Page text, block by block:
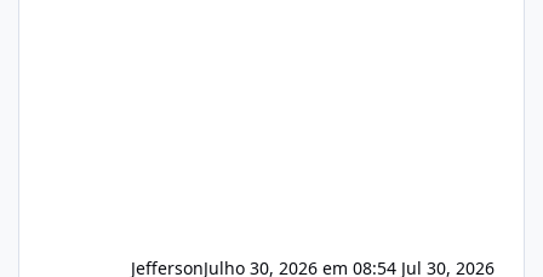
JeffersonJulho 30, 2026 em 08:54 Jul 30, 2026